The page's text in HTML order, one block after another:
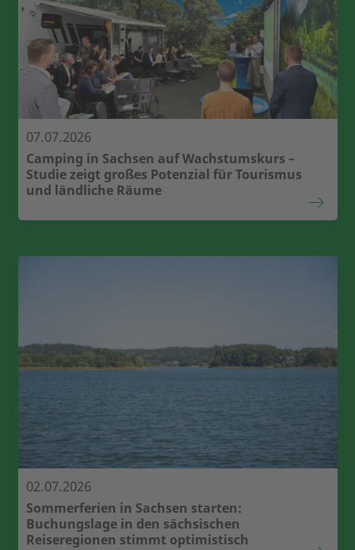
07.07.2026
Camping in Sachsen auf Wachstumskurs –
Studie zeigt großes Potenzial für Tourismus
und ländliche Räume
02.07.2026
Sommerferien in Sachsen starten:
Buchungslage in den sächsischen
Reiseregionen stimmt optimistisch